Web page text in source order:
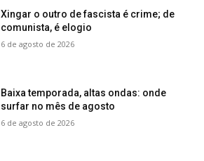
Xingar o outro de fascista é crime; de
comunista, é elogio
6 de agosto de 2026
Baixa temporada, altas ondas: onde
surfar no mês de agosto
6 de agosto de 2026